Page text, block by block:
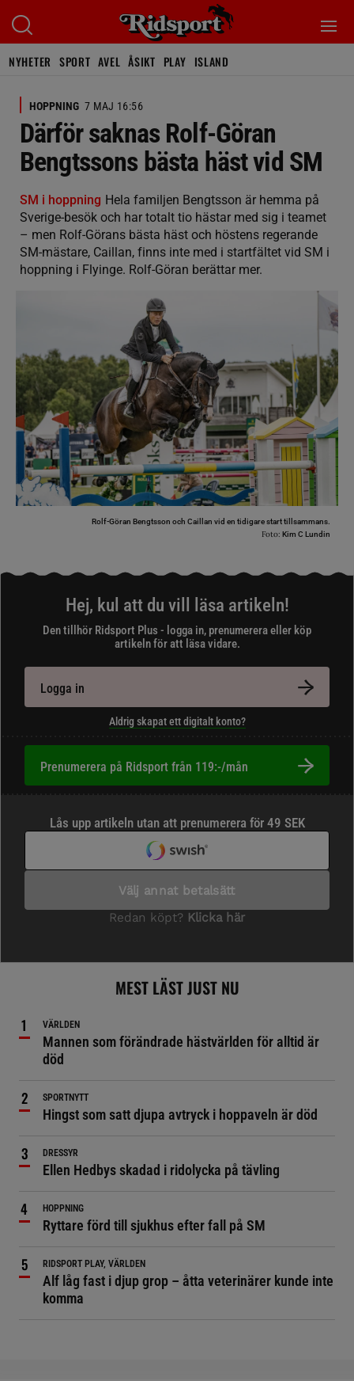
NYHETER SPORT AVEL ÅSIKT PLAY ISLAND
HOPPNING 7 MAJ 16:56
Därför saknas Rolf-Göran
Bengtssons bästa häst vid SM
SM i hoppning Hela familjen Bengtsson är hemma på
Sverige-besök och har totalt tio hästar med sig i teamet
– men Rolf-Görans bästa häst och höstens regerande
SM-mästare, Caillan, finns inte med i startfältet vid SM i
hoppning i Flyinge. Rolf-Göran berättar mer.
Rolf-Göran Bengtsson och Caillan vid en tidigare start tillsammans.
Foto: Kim C Lundin
Hej, kul att du vill läsa artikeln!
Den tillhör Ridsport Plus - logga in, prenumerera eller köp
artikeln för att läsa vidare.
Logga in
Aldrig skapat ett digitalt konto?
Prenumerera på Ridsport från 119:-/mån
MEST LÄST JUST NU
VÄRLDEN
Mannen som förändrade hästvärlden för alltid är
död
SPORTNYTT
Hingst som satt djupa avtryck i hoppaveln är död
DRESSYR
Ellen Hedbys skadad i ridolycka på tävling
HOPPNING
Ryttare förd till sjukhus efter fall på SM
RIDSPORT PLAY, VÄRLDEN
Alf låg fast i djup grop – åtta veterinärer kunde inte
komma